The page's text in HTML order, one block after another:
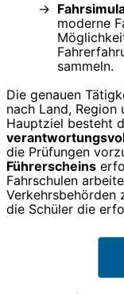
moderne
sammeln.
Die genauen
nach Land, Region
Hauptziel besteht
die Prüfungen
Führerscheins
Fahrschulen
Verkehrsbehörden
die Schüler die